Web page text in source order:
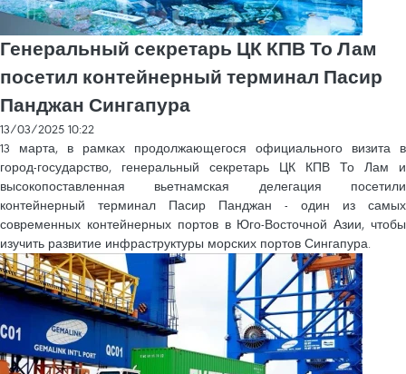
Генеральный секретарь ЦК КПВ То Лам
посетил контейнерный терминал Пасир
Панджан Сингапура
13/03/2025 10:22
13 марта, в рамках продолжающегося официального визита в
город-государство, генеральный секретарь ЦК КПВ То Лам и
высокопоставленная вьетнамская делегация посетили
контейнерный терминал Пасир Панджан - один из самых
современных контейнерных портов в Юго-Восточной Азии, чтобы
изучить развитие инфраструктуры морских портов Сингапура.